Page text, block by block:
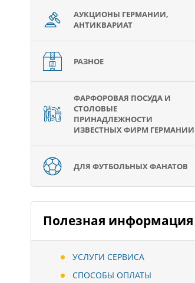
АУКЦИОНЫ ГЕРМАНИИ,
АНТИКВАРИАТ
РАЗНОЕ
ФАРФОРОВАЯ ПОСУДА И
СТОЛОВЫЕ
ПРИНАДЛЕЖНОСТИ
ИЗВЕСТНЫХ ФИРМ ГЕРМАНИИ
ДЛЯ ФУТБОЛЬНЫХ ФАНАТОВ
Полезная информация
УСЛУГИ СЕРВИСА
СПОСОБЫ ОПЛАТЫ